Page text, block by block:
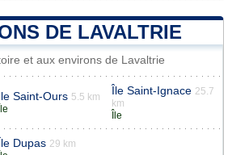
DE LAVALTRIE
et aux environs de Lavaltrie
Saint-Ours 5.5 km
Île
Île Saint-Ignace 25.7
km
Île
Dupas 29 km